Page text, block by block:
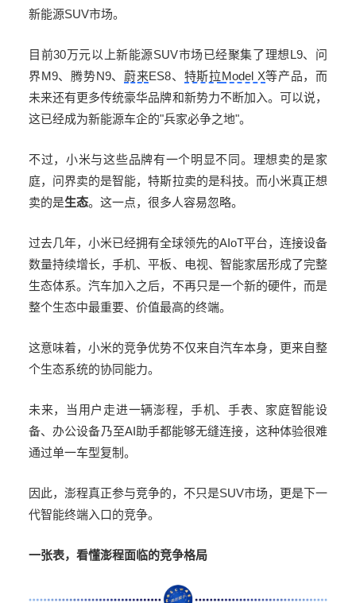
新能源SUV市场。
目前30万元以上新能源SUV市场已经聚集了理想L9、问
界M9、腾势N9、 蔚来ES8、 特斯拉Model X等产品，而
未来还有更多传统豪华品牌和新势力不断加入。可以说，
这已经成为新能源车企的"兵家必争之地"。
不过，小米与这些品牌有一个明显不同。理想卖的是家
庭，问界卖的是智能，特斯拉卖的是科技。而小米真正想
卖的是生态。这一点，很多人容易忽略。
过去几年，小米已经拥有全球领先的AIoT平台，连接设备
数量持续增长，手机、平板、电视、智能家居形成了完整
生态体系。汽车加入之后，不再只是一个新的硬件，而是
整个生态中最重要、价值最高的终端。
这意味着，小米的竞争优势不仅来自汽车本身，更来自整
个生态系统的协同能力。
未来，当用户走进一辆澎程，手机、手表、家庭智能设
备、办公设备乃至AI助手都能够无缝连接，这种体验很难
通过单一车型复制。
因此，澎程真正参与竞争的，不只是SUV市场，更是下一
代智能终端入口的竞争。
一张表，看懂澎程面临的竞争格局